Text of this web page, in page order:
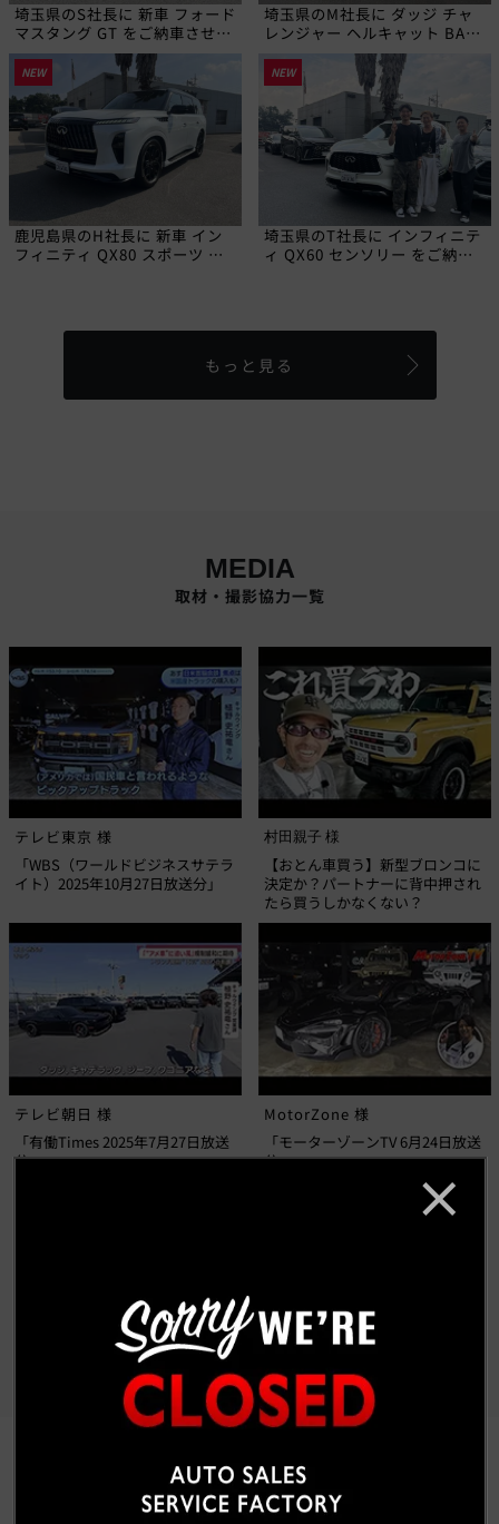
埼玉県のS社長に 新車 フォード
マスタング GT をご納車させて
いただきました!
埼玉県のM社長に ダッジ チャ
レンジャー ヘルキャット BAD
SPEED LAデモカー をご納車さ
せていただきました!
NEW
鹿児島県のH社長に 新車 イン
フィニティ QX80 スポーツ を
NEW
埼玉県のT社長に インフィニテ
ィ QX60 センソリー をご納車
もっと見る
MEDIA
取材・撮影協力一覧
テレビ東京 様
「WBS（ワールドビジネスサテラ
イト）2025年10月27日放送分」
村田親子 様
【おとん車買う】新型ブロンコに
決定か？パートナーに背中押され
たら買うしかなくない？
テレビ朝日 様
「有働Times 2025年7月27日放送
分」
MotorZone 様
「モーターゾーンTV 6月24日放送
分」
CUSTOM CAR GALLERY
カスタムカーギャラリー